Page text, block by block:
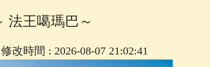
法王噶瑪巴～
改時間 : 2026-08-07 21:02:41